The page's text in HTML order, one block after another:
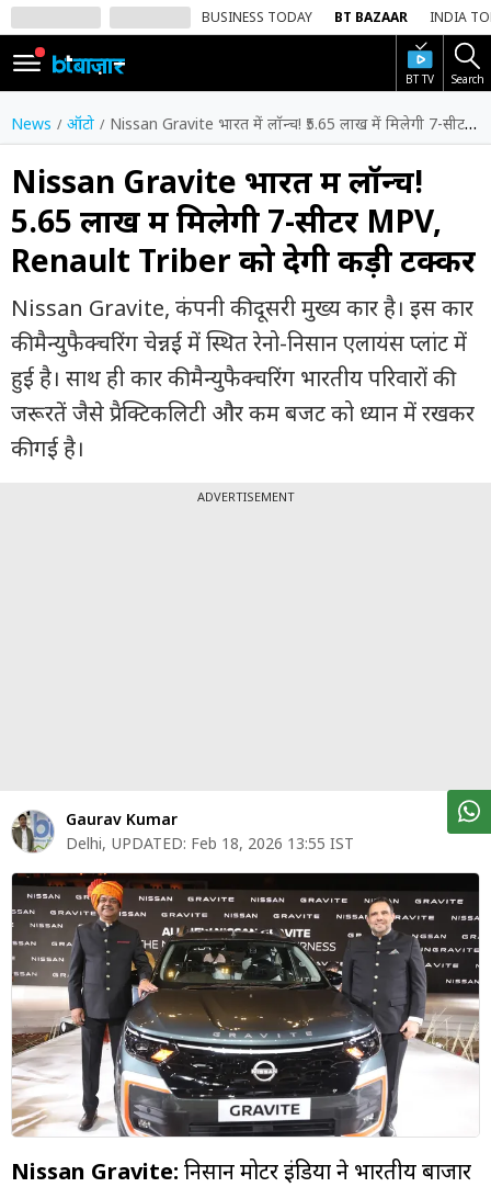
BUSINESS TODAY BT BAZAAR INDIA
BT TV Search
SIGN
IN
Dark
Mode
होम
शेयर
वीडियो
ट्रेंडिंग
बिजनेस
न्यूज
शेयर
बाज़ार
ट्रेंडिंग
बिजनेस
न्यूज
वीडियो
म्यूचुअल
फंड
News ऑटो Nissan Gravite भारत में लॉन्च! ₹5.65 लाख में मिलेगी 7-सीटर MPV, Renault Triber को देगी कड़ी टक्कर
Nissan Gravite भारत में लॉन्च!
₹5.65 लाख में मिलेगी 7-सीटर MPV,
Renault Triber को देगी कड़ी टक्कर
Nissan Gravite, कंपनी की दूसरी मुख्य कार है। इस कार
की मैन्युफैक्चरिंग चेन्नई में स्थित रेनो-निसान एलायंस प्लांट में
हुई है। साथ ही कार की मैन्युफैक्चरिंग भारतीय परिवारों की
जरूरतें जैसे प्रैक्टिकलिटी और कम बजट को ध्यान में रखकर
की गई है।
ADVERTISEMENT
Gaurav Kumar
Delhi, UPDATED: Feb 18, 2026 13:55 IST
Nissan Gravite: निसान मोटर इंडिया ने भारतीय बाजार